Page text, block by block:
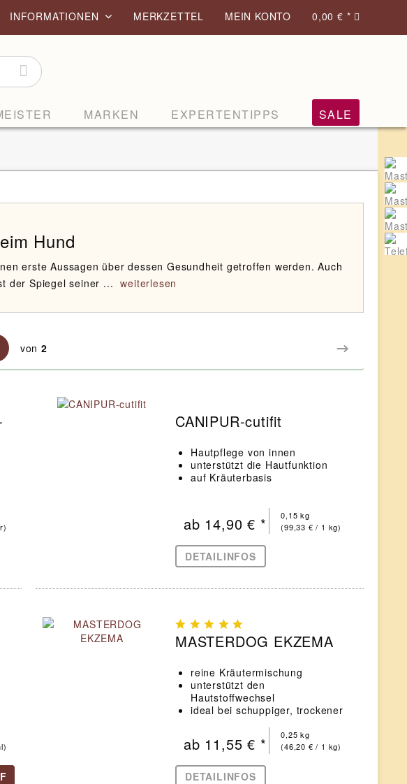
INFORMATIONEN MERKZETTEL MEIN KONTO 0,00 € *
MARKEN EXPERTENTIPPS SALE
Hund
erste Aussagen über dessen Gesundheit getroffen werden. Auch
der Spiegel seiner ... weiterlesen
von2
CANIPUR-cutifit
Hautpflege von innen
unterstützt die Hautfunktion
auf Kräuterbasis
0,15 kg
(99,33 € / 1 kg)
ab 14,90 € *
DETAILINFOS
MASTERDOG EKZEMA
reine Kräutermischung
unterstützt den
Hautstoffwechsel
ideal bei schuppiger, trockener
0,25 kg
(46,20 € / 1 kg)
ab 11,55 € *
DETAILINFOS